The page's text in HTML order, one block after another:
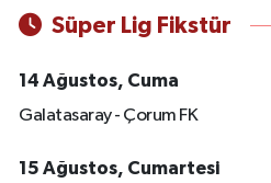
Süper Lig Fikstür
14 Ağustos, Cuma
Galatasaray - Çorum FK
15 Ağustos, Cumartesi